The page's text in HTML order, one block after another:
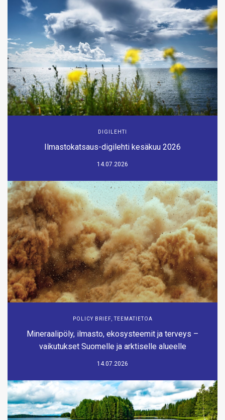
DIGILEHTI
Ilmastokatsaus-digilehti kesäkuu 2026
14.07.2026
POLICY BRIEF,TEEMATIETOA
Mineraalipöly, ilmasto, ekosysteemit ja terveys –
vaikutukset Suomelle ja arktiselle alueelle
14.07.2026